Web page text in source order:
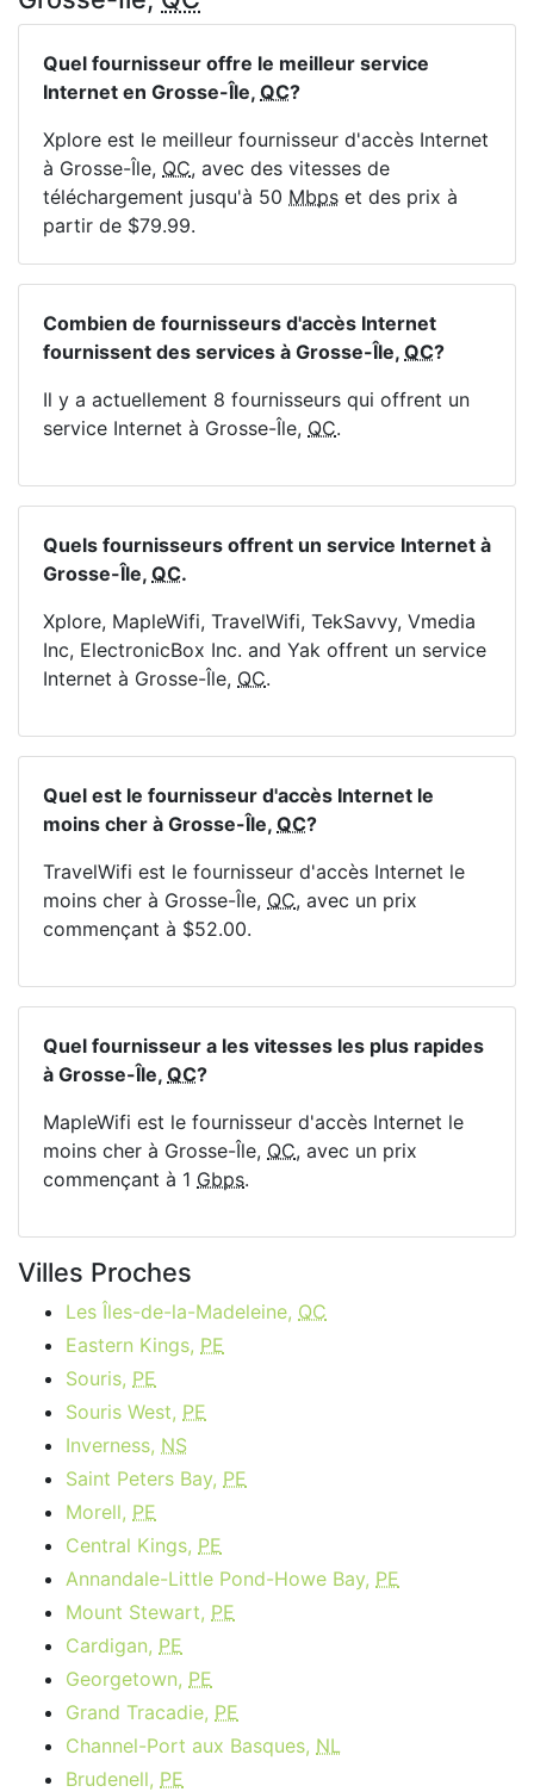
Quel fournisseur offre le meilleur service
Internet en Grosse-Île, QC?
Xplore est le meilleur fournisseur d'accès Internet
à Grosse-Île, QC, avec des vitesses de
téléchargement jusqu'à 50 Mbps et des prix à
partir de $79.99.
Combien de fournisseurs d'accès Internet
fournissent des services à Grosse-Île, QC?
Il y a actuellement 8 fournisseurs qui offrent un
service Internet à Grosse-Île, QC.
Quels fournisseurs offrent un service Internet à
Grosse-Île, QC.
Xplore, MapleWifi, TravelWifi, TekSavvy, Vmedia
Inc, ElectronicBox Inc. and Yak offrent un service
Internet à Grosse-Île, QC.
Quel est le fournisseur d'accès Internet le
moins cher à Grosse-Île, QC?
TravelWifi est le fournisseur d'accès Internet le
moins cher à Grosse-Île, QC, avec un prix
commençant à $52.00.
Quel fournisseur a les vitesses les plus rapides
à Grosse-Île, QC?
MapleWifi est le fournisseur d'accès Internet le
moins cher à Grosse-Île, QC, avec un prix
commençant à 1 Gbps.
Villes Proches
Les Îles-de-la-Madeleine, QC
Eastern Kings, PE
Souris, PE
Souris West, PE
Inverness, NS
Saint Peters Bay, PE
Morell, PE
Central Kings, PE
Annandale-Little Pond-Howe Bay, PE
Mount Stewart, PE
Cardigan, PE
Georgetown, PE
Grand Tracadie, PE
Channel-Port aux Basques, NL
Brudenell, PE